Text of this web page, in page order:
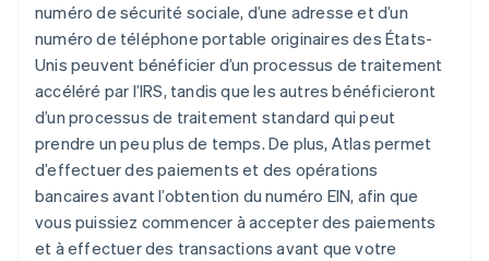
numéro de sécurité sociale, d’une adresse et d’un
numéro de téléphone portable originaires des États-
Unis peuvent bénéficier d’un processus de traitement
accéléré par l’IRS, tandis que les autres bénéficieront
d’un processus de traitement standard qui peut
prendre un peu plus de temps. De plus, Atlas permet
d’effectuer des paiements et des opérations
bancaires avant l’obtention du numéro EIN, afin que
vous puissiez commencer à accepter des paiements
et à effectuer des transactions avant que votre